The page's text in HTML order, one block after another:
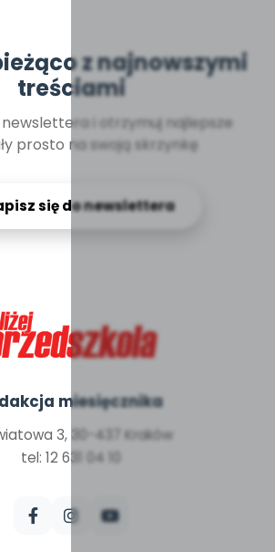
z najnowszymi
treściami
newslettera i otrzymuj najlepsze
prosto na swoją skrzynkę
się do newslettera
miesięcznika
3, 30-437 Kraków
tel: 12 631 04 10